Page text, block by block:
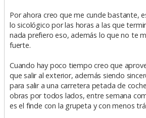
Por ahora creo que me cunde bastante,
lo sicológico por las horas a las que
nada prefiero eso, además lo que no te
fuerte.
Cuando hay poco tiempo creo que
que salir al exterior, además siendo
para salir a una carretera petada de
obras por todos lados, entre semana
es el finde con la grupeta y con menos